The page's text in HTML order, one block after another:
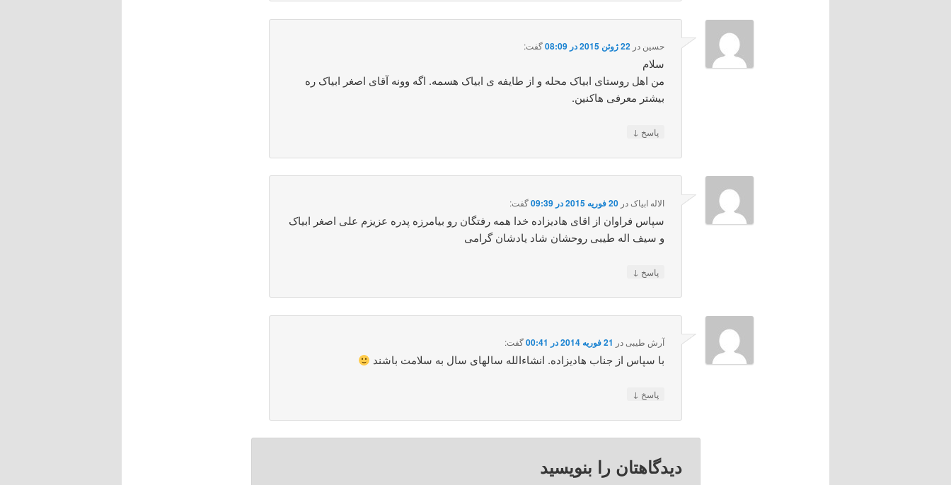
حسین در22 ژوئن 2015 در 08:09 گفت:
سلام
من اهل روستای ابیاک محله و از طایفه ی ابیاک هسمه. اگه وونه آقای اصغر ابیاک ره
بیشتر معرفی هاکنین.
پاسخ ↓
الاله ابیاکدر20 فوریه 2015 در 09:39 گفت:
سپاس فراوان از اقای هادیزاده خدا همه رفتگان رو بیامرزه پدره عزیزم علی اصغر ابیاک
و سیف اله طیبی روحشان شاد یادشان گرامی
پاسخ ↓
آرش طیبی در 21 فوریه 2014 در 00:41 گفت:
با سپاس از جناب هادیزاده. انشاءالله سالهای سال به سلامت باشند
پاسخ ↓
دیدگاهتان را بنویسید